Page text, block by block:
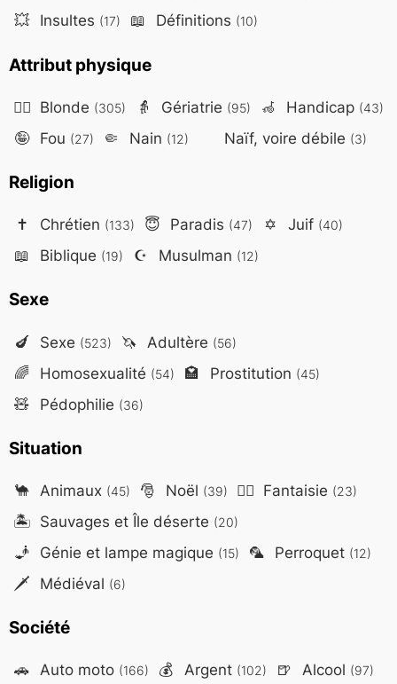
💥 Insultes (17) 📖 Définitions (10)
Attribut physique
👱‍♀️ Blonde (305) 👵 Gériatrie (95) 🦽 Handicap (43)
🤪 Fou (27) 🤏 Nain (12) Naïf, voire débile (3)
Religion
✝️ Chrétien (133) 😇 Paradis (47) ✡️ Juif (40)
📖 Biblique (19) ☪️ Musulman (12)
Sexe
🍆 Sexe (523) 🦄 Adultère (56)
🌈 Homosexualité (54) 🏩 Prostitution (45)
🧸 Pédophilie (36)
Situation
🐪 Animaux (45) 🎅 Noël (39) 🧙‍♂️ Fantaisie (23)
🏝️ Sauvages et Île déserte (20)
🧞 Génie et lampe magique (15) 🦜 Perroquet (12)
🗡️ Médiéval (6)
Société
🚗 Auto moto (166) 💰 Argent (102) 🍺 Alcool (97)